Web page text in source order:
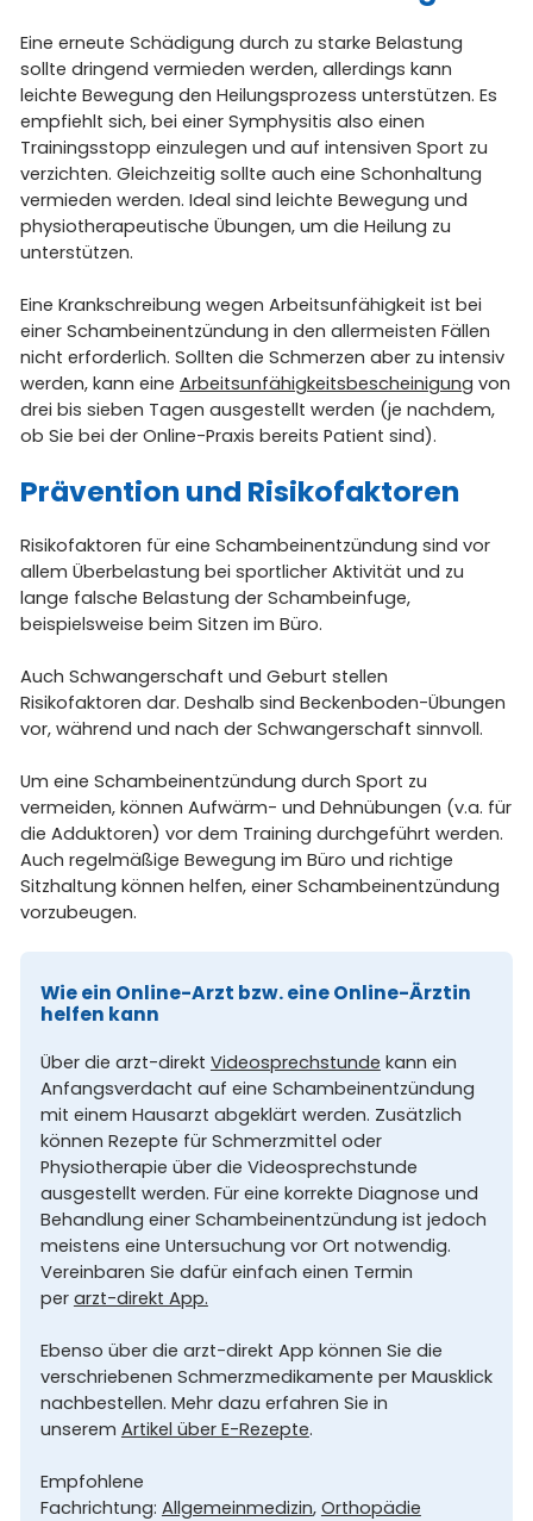
Eine erneute Schädigung durch zu starke Belastung
sollte dringend vermieden werden, allerdings kann
leichte Bewegung den Heilungsprozess unterstützen. Es
empfiehlt sich, bei einer Symphysitis also einen
Trainingsstopp einzulegen und auf intensiven Sport zu
verzichten. Gleichzeitig sollte auch eine Schonhaltung
vermieden werden. Ideal sind leichte Bewegung und
physiotherapeutische Übungen, um die Heilung zu
unterstützen.
Eine Krankschreibung wegen Arbeitsunfähigkeit ist bei
einer Schambeinentzündung in den allermeisten Fällen
nicht erforderlich. Sollten die Schmerzen aber zu intensiv
werden, kann eine Arbeitsunfähigkeitsbescheinigung von
drei bis sieben Tagen ausgestellt werden (je nachdem,
ob Sie bei der Online-Praxis bereits Patient sind).
Prävention und Risikofaktoren
Risikofaktoren für eine Schambeinentzündung sind vor
allem Überbelastung bei sportlicher Aktivität und zu
lange falsche Belastung der Schambeinfuge,
beispielsweise beim Sitzen im Büro.
Auch Schwangerschaft und Geburt stellen
Risikofaktoren dar. Deshalb sind Beckenboden-Übungen
vor, während und nach der Schwangerschaft sinnvoll.
Um eine Schambeinentzündung durch Sport zu
vermeiden, können Aufwärm- und Dehnübungen (v.a. für
die Adduktoren) vor dem Training durchgeführt werden.
Auch regelmäßige Bewegung im Büro und richtige
Sitzhaltung können helfen, einer Schambeinentzündung
vorzubeugen.
Wie ein Online-Arzt bzw. eine Online-Ärztin
helfen kann
Über die arzt-direkt Videosprechstunde kann ein
Anfangsverdacht auf eine Schambeinentzündung
mit einem Hausarzt abgeklärt werden. Zusätzlich
können Rezepte für Schmerzmittel oder
Physiotherapie über die Videosprechstunde
ausgestellt werden. Für eine korrekte Diagnose und
Behandlung einer Schambeinentzündung ist jedoch
meistens eine Untersuchung vor Ort notwendig.
Vereinbaren Sie dafür einfach einen Termin
per arzt-direkt App.
Ebenso über die arzt-direkt App können Sie die
verschriebenen Schmerzmedikamente per Mausklick
nachbestellen. Mehr dazu erfahren Sie in
unserem Artikel über E-Rezepte.
Empfohlene
Fachrichtung: Allgemeinmedizin, Orthopädie